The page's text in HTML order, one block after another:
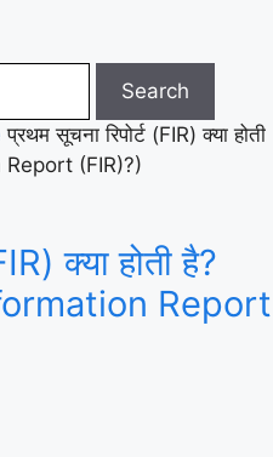
प्रथम सूचना रिपोर्ट (FIR) क्या होती
(FIR)?)
क्या होती है?
Report